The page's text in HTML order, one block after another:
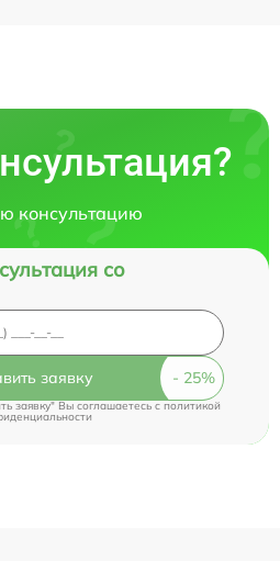
консультацию
со
заявку
заявку" Вы соглашаетесь cполитикой